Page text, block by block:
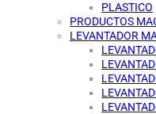
PLASTICO
PRODUCTOS
LEVANTADOR